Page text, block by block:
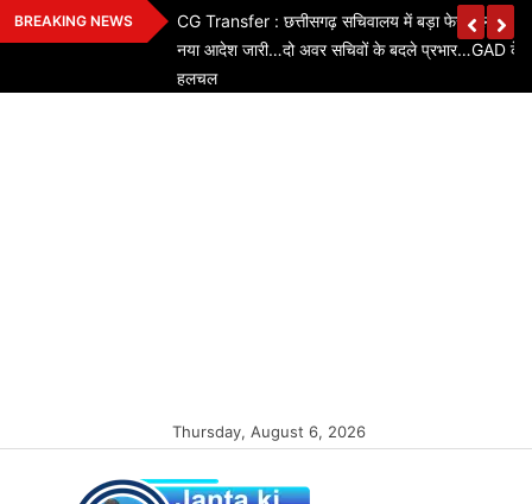
Skip
to
BREAKING NEWS
₹500 करोड़
किसे
CG Transfer : छत्तीसगढ़ सचिवालय में बड़ा फेरबदल…!
नया आदेश जारी…दो अवर सचिवों के बदले प्रभार…GAD
हलचल
Thursday, August 6, 2026